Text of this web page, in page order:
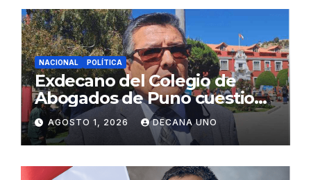
NACIONAL POLÍTICA
Exdecano del Colegio de
Abogados de Puno cuestiona
propuestas sobre seguridad
ciudadana
AGOSTO 1, 2026 DECANA UNO